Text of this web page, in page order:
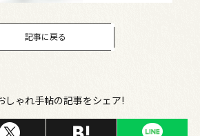
記事に戻る
しゃれ手帖の記事をシェア!